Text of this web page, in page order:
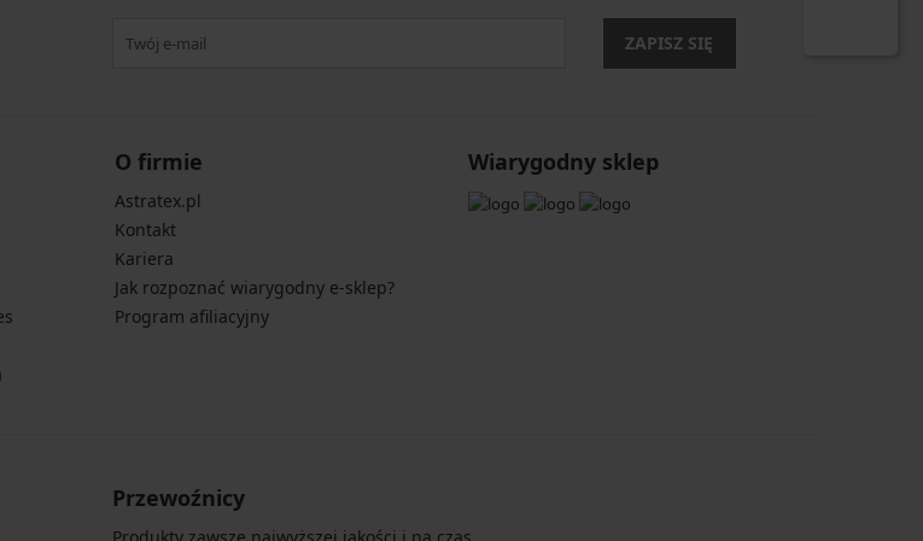
ZAPISZ SIĘ
O firmie
Astratex.pl
Kontakt
Kariera
Jak rozpoznać wiarygodny e-sklep?
Program afiliacyjny
Wiarygodny sklep
Przewoźnicy